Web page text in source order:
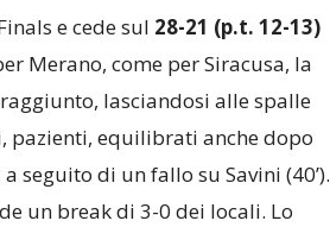
e cede sul 28-21 (p.t. 12-13)
Merano, come per Siracusa, la
lasciandosi alle spalle
pazienti, equilibrati anche dopo
seguito di un fallo su Savini (40’).
un break di 3-0 dei locali. Lo